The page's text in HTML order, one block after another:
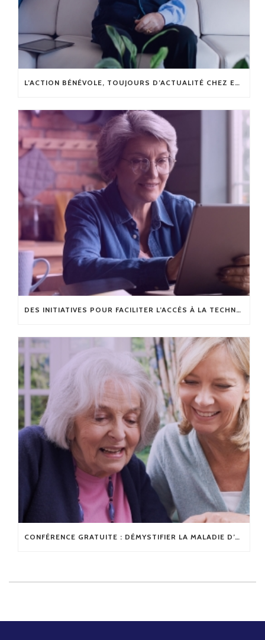
L’ACTION BÉNÉVOLE, TOUJOURS D’ACTUALITÉ CHEZ ENTRAIDE AHUNTSIC NORD
DES INITIATIVES POUR FACILITER L’ACCÈS À LA TECHNOLOGIE AUX AINÉS
CONFÉRENCE GRATUITE : DÉMYSTIFIER LA MALADIE D’ALZHEIMER ET LES MALADIES APPARENTÉES